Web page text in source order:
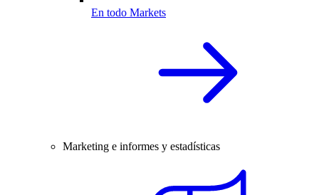
En todo Markets
Marketing e informes y estadísticas